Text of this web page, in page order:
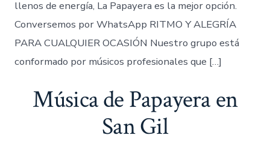
llenos de energía, La Papayera es la mejor opción.
Conversemos por WhatsApp RITMO Y ALEGRÍA
PARA CUALQUIER OCASIÓN Nuestro grupo está
conformado por músicos profesionales que […]
Música de Papayera en
San Gil